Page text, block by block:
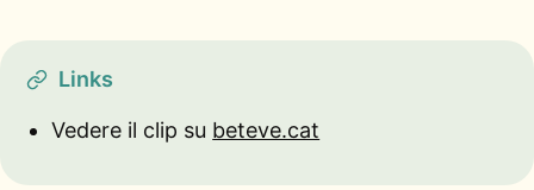
Links
Vedere il clip su beteve.cat